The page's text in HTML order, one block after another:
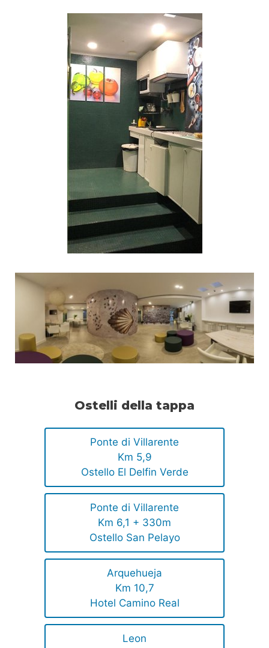
Ostelli della tappa
Ponte di Villarente
Km 5,9
Ostello El Delfin Verde
Ponte di Villarente
Km 6,1 + 330m
Ostello San Pelayo
Arquehueja
Km 10,7
Hotel Camino Real
Leon